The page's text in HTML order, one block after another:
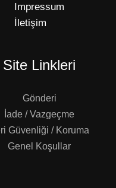
Impressum
İletişim
Site Linkleri
Gönderi
İade / Vazgeçme
Güvenliği / Koruma
Genel Koşullar